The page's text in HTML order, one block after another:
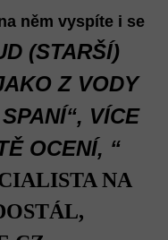
něm vyspíte i se
(STARŠÍ)
Z VODY
VÍCE
OCENÍ, “
NA